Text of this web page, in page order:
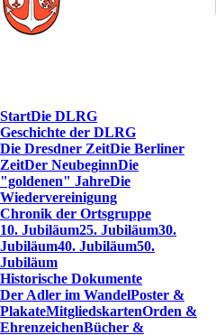
StartDie DLRG
Geschichte der DLRG
Die Dresdner ZeitDie Berliner
ZeitDer NeubeginnDie
"goldenen" JahreDie
Wiedervereinigung
Chronik der Ortsgruppe
10. Jubiläum25. Jubiläum30.
Jubiläum40. Jubiläum50.
Jubiläum
Historische Dokumente
Der Adler im WandelPoster &
PlakateMitgliedskartenOrden &
EhrenzeichenBücher &